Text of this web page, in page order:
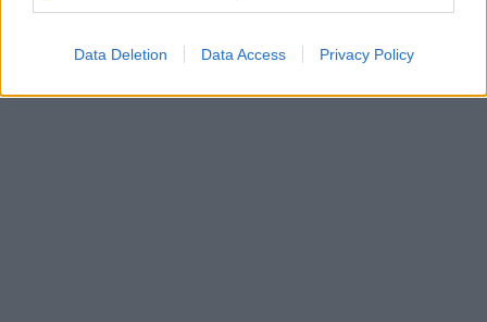
Data Deletion Data Access Privacy Policy